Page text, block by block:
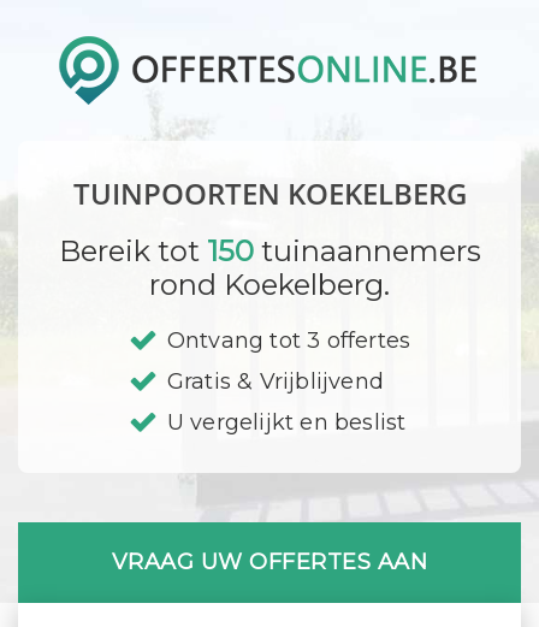
TUINPOORTEN KOEKELBERG
Bereik tot 150tuinaannemers
rond Koekelberg.
Ontvang tot 3 offertes
Gratis & Vrijblijvend
U vergelijkt en beslist
VRAAG UW OFFERTES AAN